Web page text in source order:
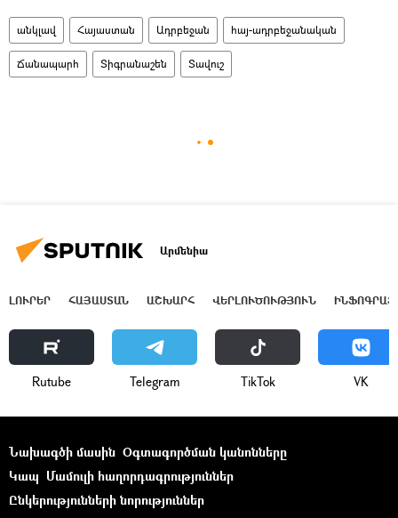
անկլավ Հայաստան Ադրբեջան հայ-ադրբեջանական
Ճանապարհ Տիգրանաշեն Տավուշ
Արմենիա
ԼՈՒՐԵՐ ՀԱՅԱՍՏԱՆ ԱՇԽԱՐՀ ՎԵՐԼՈՒԾՈՒԹՅՈՒՆ
Rutube Telegram ТikТоk VK
Նախագծի մասին Օգտագործման կանոնները
Կապ Մամուլի հաղորդագրություններ
Ընկերությունների նորություններ